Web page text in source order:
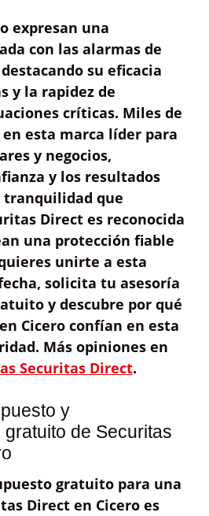
expresan una
con las alarmas de
su eficacia
y la rapidez de
críticas. Miles de
esta marca líder para
y negocios,
y los resultados
tranquilidad que
Direct es reconocida
una protección fiable
unirte a esta
solicita tu asesoría
y descubre por qué
Cicero confían en esta
Más opiniones en
Securitas Direct.
y
de Securitas
gratuito para una
Direct en Cicero es